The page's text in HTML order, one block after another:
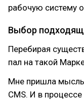
рабочую систему
Выбор
Перебирая
пал на такой
Мне пришла мысль
CMS. И в